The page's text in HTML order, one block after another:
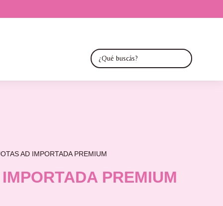
AD IMPORTADA PREMIUM
PREMIUM